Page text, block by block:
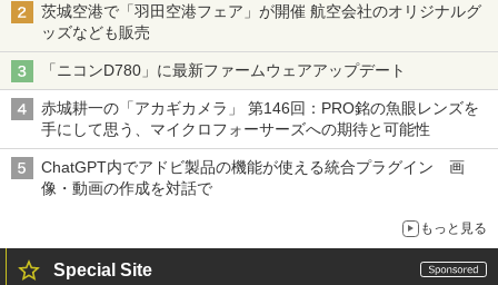
茨城空港で「羽田空港フェア」が開催 航空会社のオリジナルグ
ッズなども販売
「ニコンD780」に最新ファームウェアアップデート
赤城耕一の「アカギカメラ」 第146回：PRO銘の魚眼レンズを
手にして思う、マイクロフォーサーズへの期待と可能性
ChatGPT内でアドビ製品の機能が使える統合プラグイン 画
像・動画の作成を対話で
もっと見る
Special Site